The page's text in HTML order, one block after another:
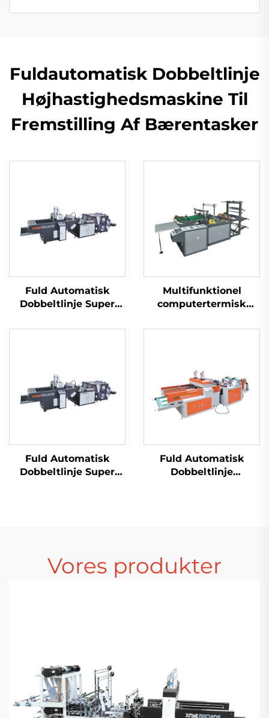
Fuldautomatisk Dobbeltlinje
Højhastighedsmaskine Til
Fremstilling Af Bærentasker
Fuld Automatisk
Dobbeltlinje Super
T-shirt Sak Produktion
Multifunktionel
computertermisk
Fuld Automatisk
Dobbeltlinje Super
Fuld Automatisk
Dobbeltlinje
Vores produkter